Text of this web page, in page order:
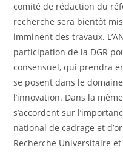
comité de rédaction du
recherche sera bientôt
imminent des travaux.
participation de la DGR
consensuel, qui prendra
se posent dans le
l’innovation. Dans la
s’accordent sur
national de cadrage et
Recherche Universitaire